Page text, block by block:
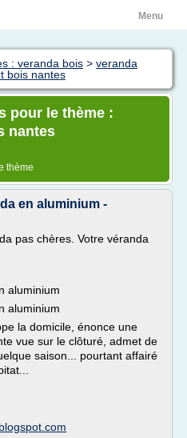
Menu
: veranda bois > veranda
bois nantes
pour le thème :
nantes
thème
en aluminium -
pas chères. Votre véranda
aluminium
aluminium
la domicile, énonce une
vue sur le clôturé, admet de
saison... pourtant affairé